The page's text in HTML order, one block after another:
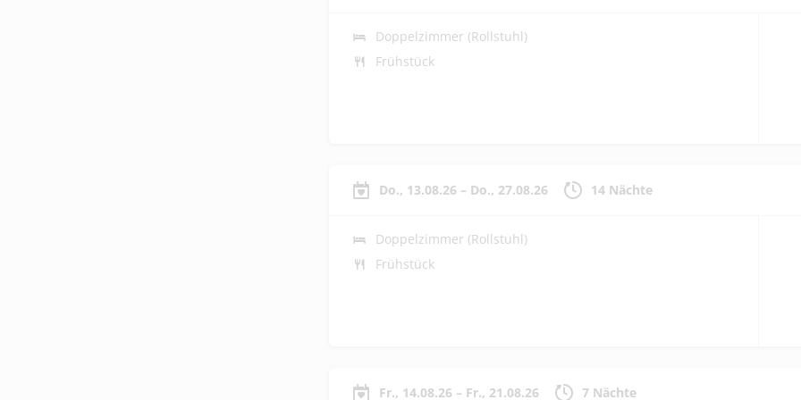
Doppelzimmer (Rollstuhl)
Frühstück
Do., 13.08.26 – Do., 27.08.26 14 Nächte
Doppelzimmer (Rollstuhl)
Frühstück
Fr., 14.08.26 – Fr., 21.08.26 7 Nächte